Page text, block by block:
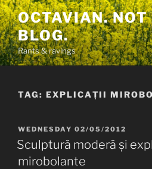
Skip
to
content
OCTAVIAN.
BLOG.
Rants & ravings
TAG: EXPLICAȚII
POSTED
ON
WEDNESDAY 02/05/2012
Sculptură moderă și
mirobolante